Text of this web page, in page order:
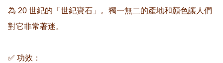
為 20 世紀的「世紀寶石」。獨一無二的產地和顏色讓人們
對它非常著迷。
✅ 功效：